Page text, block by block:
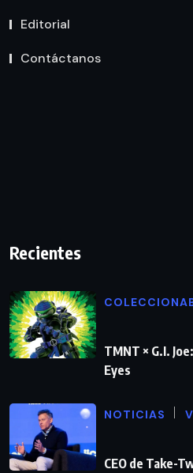
Editorial
Contáctanos
Recientes
TMNT × G.I.
Eyes
NOTICIAS
CEO de Take-